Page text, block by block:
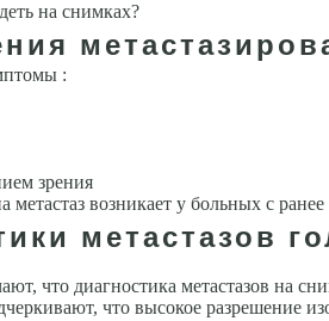
на снимках?
:
зрения
возникает у боль­ных с
метастазов
что диагностика метастазов на
что высокое разрешение